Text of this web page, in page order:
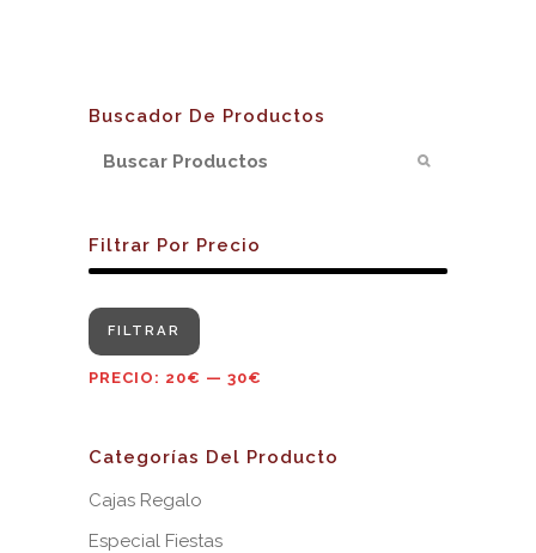
Buscador De Productos
Filtrar Por Precio
Precio
mínimo
Precio
máximo
FILTRAR
PRECIO: 20€ — 30€
Categorías Del Producto
Cajas Regalo
Especial Fiestas